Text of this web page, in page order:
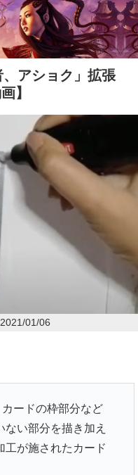
アショク」拡張
】
2021/01/06
カードの枠部分など
い部分を描き加え
工が施されたカード